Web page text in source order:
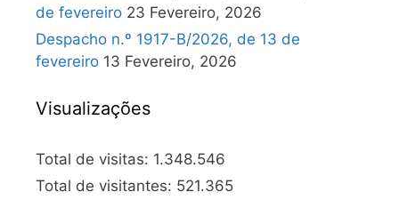
de fevereiro 23 Fevereiro, 2026
Despacho n.º 1917-B/2026, de 13 de
fevereiro 13 Fevereiro, 2026
Visualizações
Total de visitas: 1.348.546
Total de visitantes: 521.365